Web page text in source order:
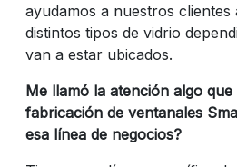
ayudamos a nuestros
distintos tipos de vidrio
van a estar ubicados.
Me llamó la atención algo
fabricación de ventanales
esa línea de negocios?